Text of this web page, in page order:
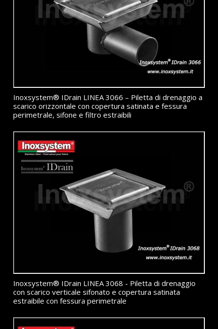
Inoxsystem® IDrain LINEA 3066 – Piletta di drenaggio a
scarico orizzontale con copertura satinata e fessura
perimetrale, sifone e filtro estraibili
Inoxsystem® IDrain LINEA 3068 - Piletta di drenaggio
con scarico verticale sifonato e copertura satinata
estraibile con fessura perimetrale